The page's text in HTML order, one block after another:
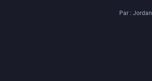
Par : Jordan